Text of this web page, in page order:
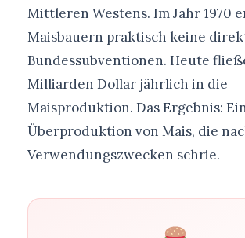
Mittleren Westens. Im Jahr 1970
Maisbauern praktisch keine
Bundessubventionen. Heute
Milliarden Dollar jährlich in die
Maisproduktion. Das Ergebnis:
Überproduktion von Mais, die
Verwendungszwecken schrie.